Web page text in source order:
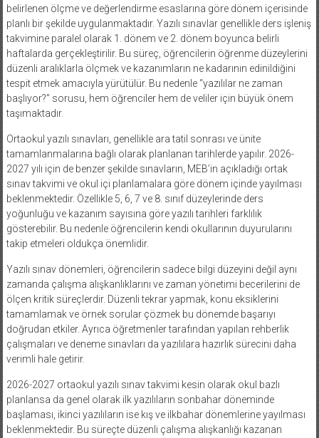
belirlenen ölçme ve değerlendirme esaslarına göre dönem içerisinde
planlı bir şekilde uygulanmaktadır. Yazılı sınavlar genellikle ders işleniş
takvimine paralel olarak 1. dönem ve 2. dönem boyunca belirli
haftalarda gerçekleştirilir. Bu süreç, öğrencilerin öğrenme düzeylerini
düzenli aralıklarla ölçmek ve kazanımların ne kadarının edinildiğini
tespit etmek amacıyla yürütülür. Bu nedenle “yazılılar ne zaman
başlıyor?” sorusu, hem öğrenciler hem de veliler için büyük önem
taşımaktadır.
Ortaokul yazılı sınavları, genellikle ara tatil sonrası ve ünite
tamamlanmalarına bağlı olarak planlanan tarihlerde yapılır. 2026-
2027 yılı için de benzer şekilde sınavların, MEB’in açıkladığı ortak
sınav takvimi ve okul içi planlamalara göre dönem içinde yayılması
beklenmektedir. Özellikle 5, 6, 7 ve 8. sınıf düzeylerinde ders
yoğunluğu ve kazanım sayısına göre yazılı tarihleri farklılık
gösterebilir. Bu nedenle öğrencilerin kendi okullarının duyurularını
takip etmeleri oldukça önemlidir.
Yazılı sınav dönemleri, öğrencilerin sadece bilgi düzeyini değil aynı
zamanda çalışma alışkanlıklarını ve zaman yönetimi becerilerini de
ölçen kritik süreçlerdir. Düzenli tekrar yapmak, konu eksiklerini
tamamlamak ve örnek sorular çözmek bu dönemde başarıyı
doğrudan etkiler. Ayrıca öğretmenler tarafından yapılan rehberlik
çalışmaları ve deneme sınavları da yazılılara hazırlık sürecini daha
verimli hale getirir.
2026-2027 ortaokul yazılı sınav takvimi kesin olarak okul bazlı
planlansa da genel olarak ilk yazılıların sonbahar döneminde
başlaması, ikinci yazılıların ise kış ve ilkbahar dönemlerine yayılması
beklenmektedir. Bu süreçte düzenli çalışma alışkanlığı kazanan